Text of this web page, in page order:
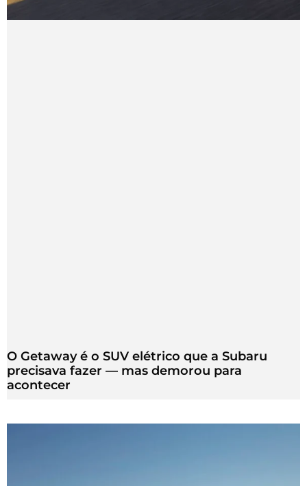
O Getaway é o SUV elétrico que a Subaru
precisava fazer — mas demorou para
acontecer